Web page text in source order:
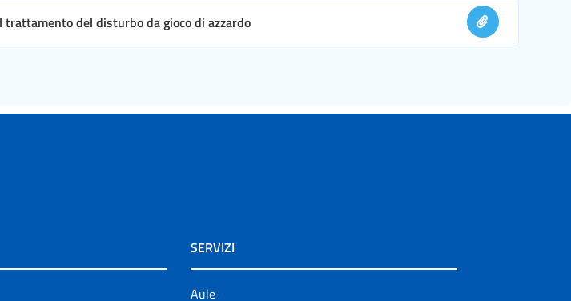
del disturbo da gioco di azzardo
SERVIZI
Aule